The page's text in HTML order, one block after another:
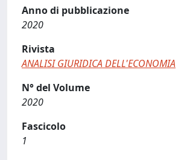
Anno di pubblicazione
2020
Rivista
ANALISI GIURIDICA DELL'ECONOMIA
N° del Volume
2020
Fascicolo
1